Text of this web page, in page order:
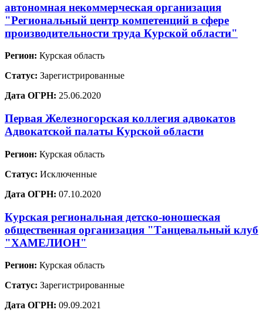
автономная некоммерческая организация
"Региональный центр компетенций в сфере
производительности труда Курской области"
Регион: Курская область
Статус: Зарегистрированные
Дата ОГРН: 25.06.2020
Первая Железногорская коллегия адвокатов
Адвокатской палаты Курской области
Регион: Курская область
Статус: Исключенные
Дата ОГРН: 07.10.2020
Курская региональная детско-юношеская
общественная организация "Танцевальный клуб
"ХАМЕЛИОН"
Регион: Курская область
Статус: Зарегистрированные
Дата ОГРН: 09.09.2021